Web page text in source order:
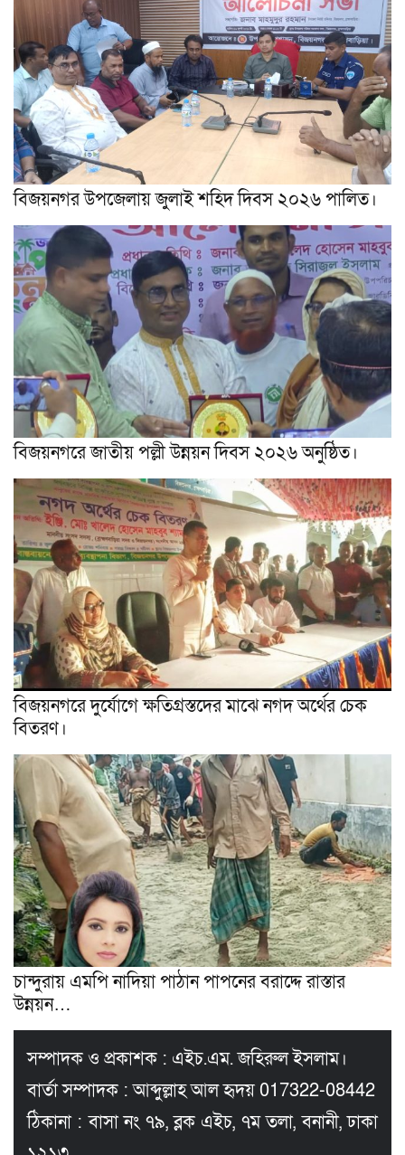
বিজয়নগর উপজেলায় জুলাই শহিদ দিবস ২০২৬ পালিত।
বিজয়নগরে জাতীয় পল্লী উন্নয়ন দিবস ২০২৬ অনুষ্ঠিত।
বিজয়নগরে দুর্যোগে ক্ষতিগ্রস্তদের মাঝে নগদ অর্থের চেক
বিতরণ।
চান্দুরায় এমপি নাদিয়া পাঠান পাপনের বরাদ্দে রাস্তার
উন্নয়ন…
সম্পাদক ও প্রকাশক : এইচ.এম. জহিরুল ইসলাম।
বার্তা সম্পাদক : আব্দুল্লাহ আল হৃদয় 017322-08442
ঠিকানা : বাসা নং ৭৯, ব্লক এইচ, ৭ম তলা, বনানী, ঢাকা